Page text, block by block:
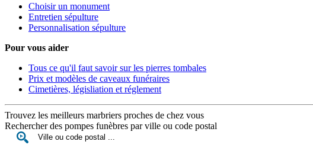
Choisir un monument
Entretien sépulture
Personnalisation sépulture
Pour vous aider
Tous ce qu'il faut savoir sur les pierres tombales
Prix et modèles de caveaux funéraires
Cimetières, législiation et réglement
Trouvez les meilleurs marbriers proches de chez vous
Rechercher des pompes funèbres par ville ou code postal